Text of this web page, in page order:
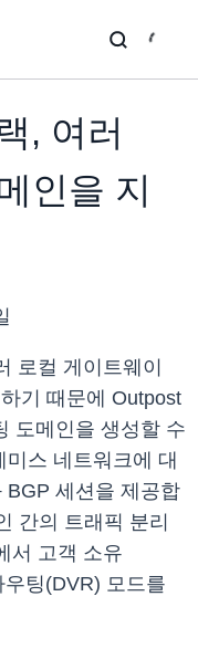
, 여러
인을 지
로컬 게이트웨이
기 때문에 Outpost
도메인을 생성할 수
스 네트워크에 대
BGP 세션을 제공합
간의 트래픽 분리
서 고객 소유
팅(DVR) 모드를